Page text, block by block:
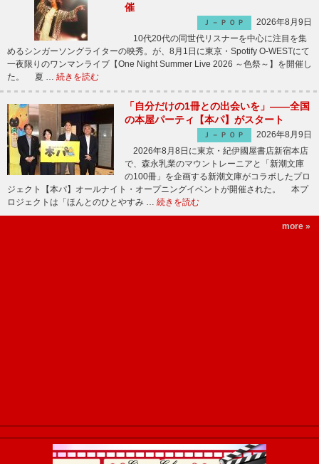
催
Ｊ－ＰＯＰ
2026年8月9日
10代20代の同世代リスナーを中心に注目を集
めるシンガーソングライターの映秀。が、8月1日に東京・Spotify O-WESTにて
一夜限りのワンマンライブ【One Night Summer Live 2026 ～色祭～】を開催し
た。 夏 … 続きを読む
「自分だけの1冊との出会いを」――全国
の本屋パーティ【本パ】がスタート
Ｊ－ＰＯＰ
2026年8月9日
2026年8月8日に東京・紀伊國屋書店新宿本店
で、森永乳業のマウントレーニアと「新潮文庫
の100冊」を企画する新潮文庫がコラボしたプロ
ジェクト【本パ】オールナイト・オープニングイベントが開催された。 本プ
ロジェクトは「ほんとのひとやすみ … 続きを読む
more »